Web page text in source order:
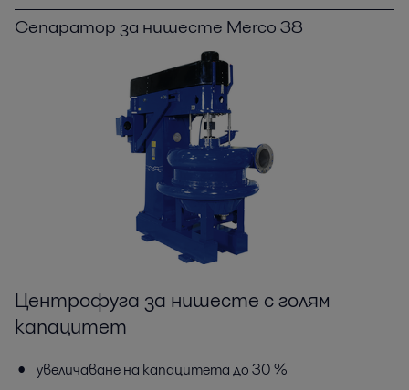
Сепаратор за нишесте Merco 38
Центрофуга за нишесте с голям
капацитет
увеличаване на капацитета до 30 %